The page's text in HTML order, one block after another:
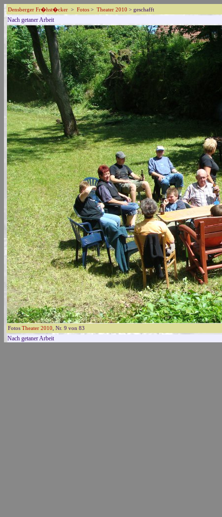
Densberger Fr�hst�cker > Fotos > Theater 2010 > geschafft
Nach getaner Arbeit
Fotos Theater 2010 , Nr. 9 von 83
Nach getaner Arbeit